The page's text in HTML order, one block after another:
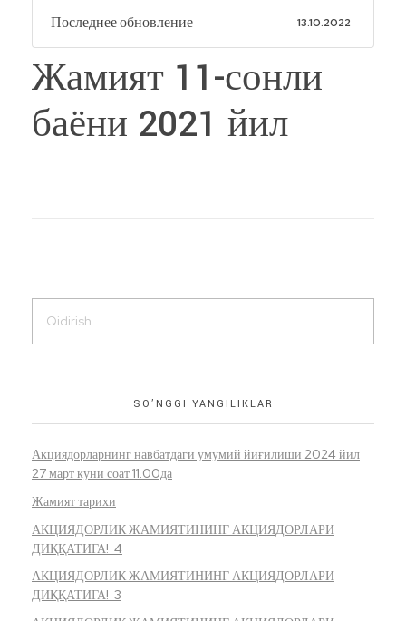
Последнее обновление 13.10.2022
Жамият 11-сонли
баёни 2021 йил
SO’NGGI YANGILIKLAR
Акциядорларнинг навбатдаги умумий йиғилиши 2024 йил
27 март куни соат 11.00да
Жамият тарихи
АКЦИЯДОРЛИК ЖАМИЯТИНИНГ АКЦИЯДОРЛАРИ
ДИҚҚАТИГА! 4
АКЦИЯДОРЛИК ЖАМИЯТИНИНГ АКЦИЯДОРЛАРИ
ДИҚҚАТИГА! 3